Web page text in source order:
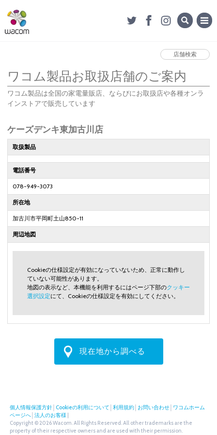
店舗検索
ワコム製品お取扱店舗のご案内
ワコム製品は全国の家電量販店、ならびにお取扱店や各種オンラ
インストアで販売しています
ケーズデンキ東加古川店
取扱製品
電話番号
078-949-3073
所在地
加古川市平岡町土山850-11
周辺地図
Cookieの仕様設定が有効になっていないため、正常に動作し
ていない可能性があります。
地図の表示など、本機能を利用するにはページ下部のクッキー
選択設定にて、Cookieの仕様設定を有効にしてください。
現在地から調べる
個人情報保護方針 Cookieの利用について 利用規約 お問い合わせ ワコムホーム
ページへ 法人のお客様
Copyright © 2026 Wacom. All Rights Reserved. All other trademarks are the
property of their respective owners and are used with their permission.